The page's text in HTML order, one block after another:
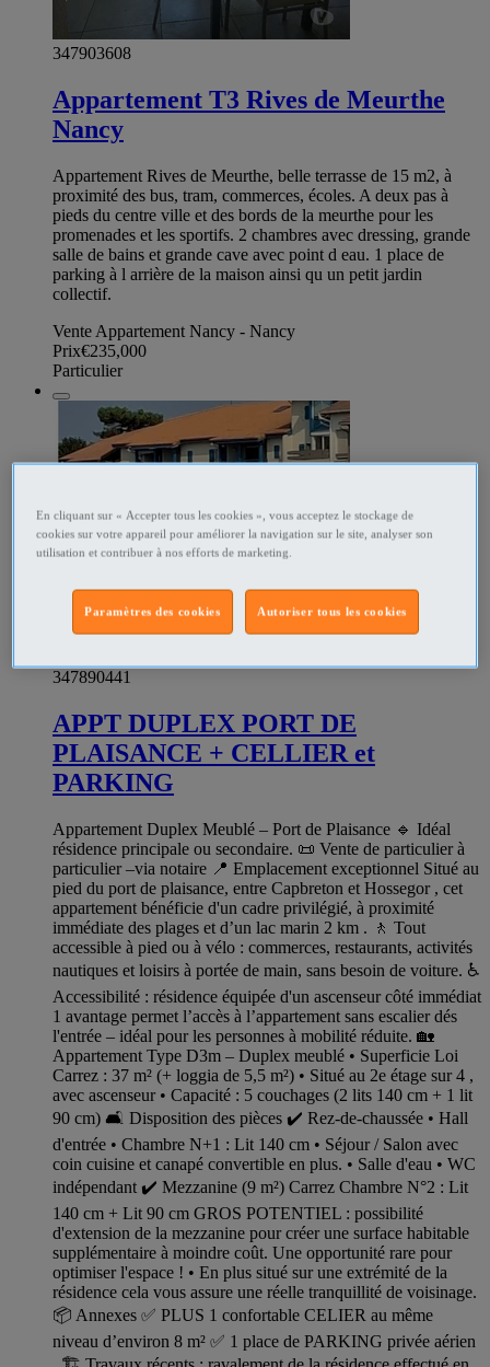
347903608
Appartement T3 Rives de Meurthe
Nancy
Appartement Rives de Meurthe, belle terrasse de 15 m2, à
proximité des bus, tram, commerces, écoles. A deux pas à
pieds du centre ville et des bords de la meurthe pour les
promenades et les sportifs. 2 chambres avec dressing, grande
salle de bains et grande cave avec point d eau. 1 place de
parking à l arrière de la maison ainsi qu un petit jardin
collectif.
Vente Appartement Nancy - Nancy
Prix€235,000
Particulier
347890441
APPT DUPLEX PORT DE
PLAISANCE + CELLIER et
PARKING
Appartement Duplex Meublé – Port de Plaisance 🔹 Idéal
résidence principale ou secondaire. 📜 Vente de particulier à
particulier –via notaire 📍 Emplacement exceptionnel Situé au
pied du port de plaisance, entre Capbreton et Hossegor , cet
appartement bénéficie d'un cadre privilégié, à proximité
immédiate des plages et d’un lac marin 2 km . 🚶 Tout
accessible à pied ou à vélo : commerces, restaurants, activités
nautiques et loisirs à portée de main, sans besoin de voiture. ♿
Accessibilité : résidence équipée d'un ascenseur côté immédiat
1 avantage permet l’accès à l’appartement sans escalier dés
l'entrée – idéal pour les personnes à mobilité réduite. 🏡
Appartement Type D3m – Duplex meublé • Superficie Loi
Carrez : 37 m² (+ loggia de 5,5 m²) • Situé au 2e étage sur 4 ,
avec ascenseur • Capacité : 5 couchages (2 lits 140 cm + 1 lit
90 cm) 🛋 Disposition des pièces ✔ Rez-de-chaussée • Hall
d'entrée • Chambre N+1 : Lit 140 cm • Séjour / Salon avec
coin cuisine et canapé convertible en plus. • Salle d'eau • WC
indépendant ✔ Mezzanine (9 m²) Carrez Chambre N°2 : Lit
140 cm + Lit 90 cm GROS POTENTIEL : possibilité
d'extension de la mezzanine pour créer une surface habitable
supplémentaire à moindre coût. Une opportunité rare pour
optimiser l'espace ! • En plus situé sur une extrémité de la
résidence cela vous assure une réelle tranquillité de voisinage.
📦 Annexes ✅ PLUS 1 confortable CELIER au même
niveau d’environ 8 m² ✅ 1 place de PARKING privée aérien
En cliquant sur « Accepter tous les cookies », vous acceptez le stockage de
cookies sur votre appareil pour améliorer la navigation sur le site, analyser son
utilisation et contribuer à nos efforts de marketing.
Autoriser tous les cookies
Paramètres des cookies